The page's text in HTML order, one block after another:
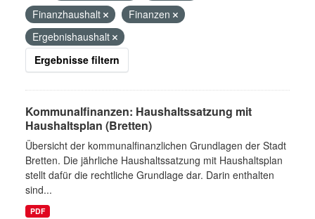
Finanzhaushalt
Finanzen
Ergebnishaushalt
Ergebnisse filtern
Kommunalfinanzen: Haushaltssatzung mit
Haushaltsplan (Bretten)
Übersicht der kommunalfinanzlichen Grundlagen der Stadt
Bretten. Die jährliche Haushaltssatzung mit Haushaltsplan
stellt dafür die rechtliche Grundlage dar. Darin enthalten
sind...
PDF